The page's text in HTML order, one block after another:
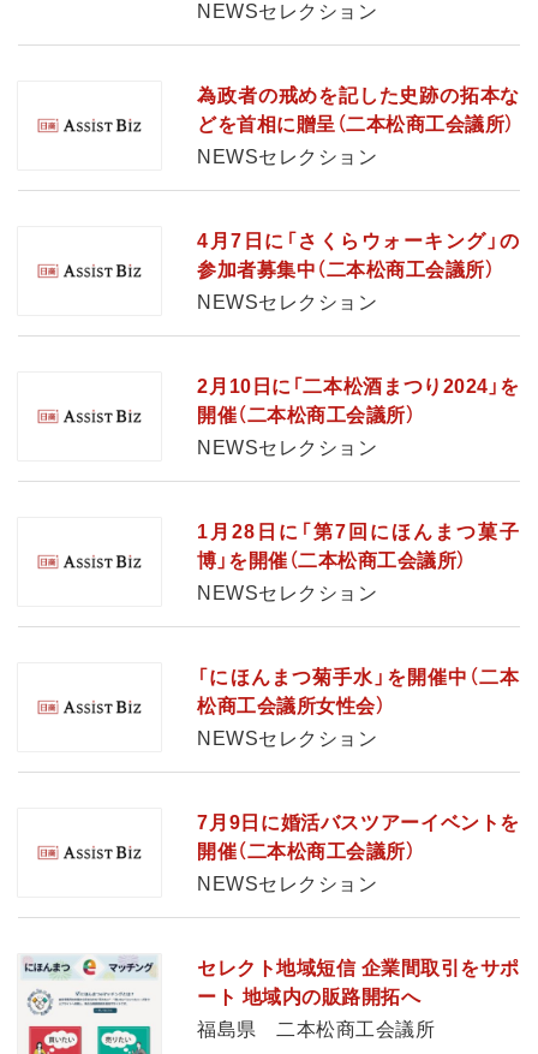
NEWSセレクション
為政者の戒めを記した史跡の拓本な
どを首相に贈呈（二本松商工会議所）
NEWSセレクション
4月7日に「さくらウォーキング」の
参加者募集中（二本松商工会議所）
NEWSセレクション
2月10日に「二本松酒まつり2024」を
開催（二本松商工会議所）
NEWSセレクション
1月28日に「第7回にほんまつ菓子
博」を開催（二本松商工会議所）
NEWSセレクション
「にほんまつ菊手水」を開催中（二本
松商工会議所女性会）
NEWSセレクション
7月9日に婚活バスツアーイベントを
開催（二本松商工会議所）
NEWSセレクション
セレクト地域短信 企業間取引をサポ
ート 地域内の販路開拓へ
福島県 二本松商工会議所